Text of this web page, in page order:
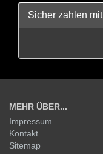
Sicher zahlen
MEHR ÜBER...
Impressum
Kontakt
Sitemap